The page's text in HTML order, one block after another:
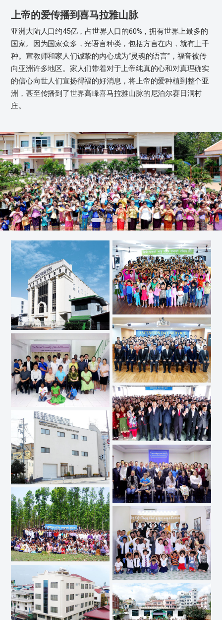
上帝的爱传播到喜马拉雅山脉
亚洲大陆人口约45亿，占世界人口的60%，拥有世界上最多的
国家。因为国家众多，光语言种类，包括方言在内，就有上千
种。宣教师和家人们诚挚的内心成为“灵魂的语言”，福音被传
向亚洲许多地区。家人们带着对于上帝纯真的心和对真理确实
的信心向世人们宣扬得福的好消息，将上帝的爱种植到整个亚
洲，甚至传播到了世界高峰喜马拉雅山脉的尼泊尔赛日洞村
庄。